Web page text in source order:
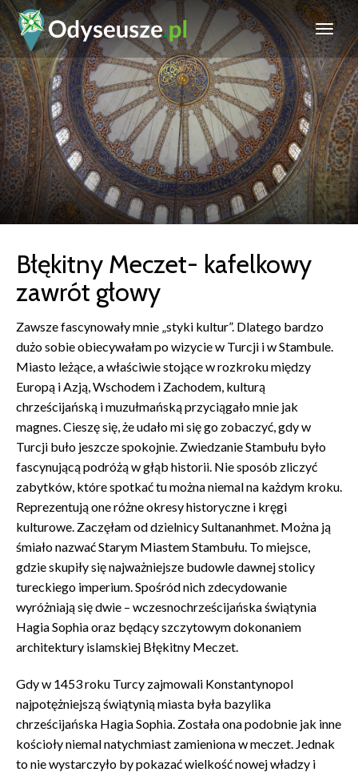
Błękitny Meczet- kafelkowy
zawrót głowy
Zawsze fascynowały mnie „styki kultur”. Dlatego bardzo
dużo sobie obiecywałam po wizycie w Turcji i w Stambule.
Miasto leżące, a właściwie stojące w rozkroku między
Europą i Azją, Wschodem i Zachodem, kulturą
chrześcijańską i muzułmańską przyciągało mnie jak
magnes. Cieszę się, że udało mi się go zobaczyć, gdy w
Turcji buło jeszcze spokojnie. Zwiedzanie Stambułu było
fascynującą podróżą w głąb historii. Nie sposób zliczyć
zabytków, które spotkać tu można niemal na każdym kroku.
Reprezentują one różne okresy historyczne i kręgi
kulturowe. Zaczęłam od dzielnicy Sultananhmet. Można ją
śmiało nazwać Starym Miastem Stambułu. To miejsce,
gdzie skupiły się najważniejsze budowle dawnej stolicy
tureckiego imperium. Spośród nich zdecydowanie
wyróżniają się dwie – wczesnochrześcijańska świątynia
Hagia Sophia oraz będący szczytowym dokonaniem
architektury islamskiej Błękitny Meczet.
Gdy w 1453 roku Turcy zajmowali Konstantynopol
najpotężniejszą świątynią miasta była bazylika
chrześcijańska Hagia Sophia. Została ona podobnie jak inne
kościoły niemal natychmiast zamieniona w meczet. Jednak
to nie wystarczyło by pokazać wielkość nowej władzy i